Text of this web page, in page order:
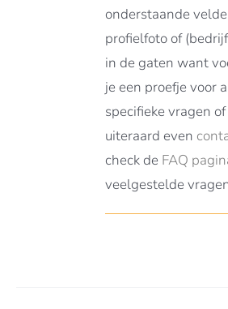
onderstaande
profielfoto of
in de gaten want
je een proefje voor
specifieke vragen
uiteraard even
check de FAQ
veelgestelde